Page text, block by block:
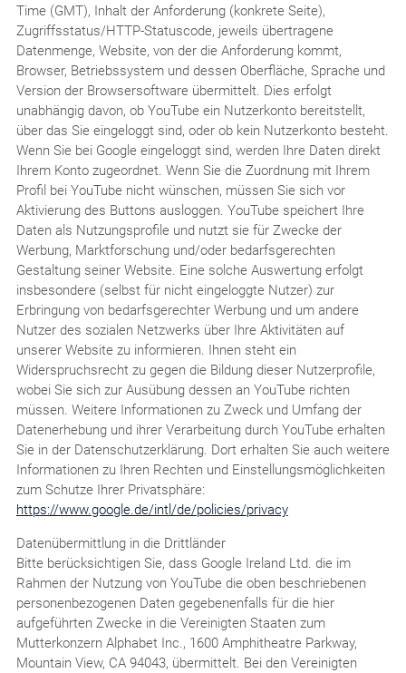
Time (GMT), Inhalt der Anforderung (konkrete Seite),
Zugriffsstatus/HTTP-Statuscode, jeweils übertragene
Datenmenge, Website, von der die Anforderung kommt,
Browser, Betriebssystem und dessen Oberfläche, Sprache und
Version der Browsersoftware übermittelt. Dies erfolgt
unabhängig davon, ob YouTube ein Nutzerkonto bereitstellt,
über das Sie eingeloggt sind, oder ob kein Nutzerkonto besteht.
Wenn Sie bei Google eingeloggt sind, werden Ihre Daten direkt
Ihrem Konto zugeordnet. Wenn Sie die Zuordnung mit Ihrem
Profil bei YouTube nicht wünschen, müssen Sie sich vor
Aktivierung des Buttons ausloggen. YouTube speichert Ihre
Daten als Nutzungsprofile und nutzt sie für Zwecke der
Werbung, Marktforschung und/oder bedarfsgerechten
Gestaltung seiner Website. Eine solche Auswertung erfolgt
insbesondere (selbst für nicht eingeloggte Nutzer) zur
Erbringung von bedarfsgerechter Werbung und um andere
Nutzer des sozialen Netzwerks über Ihre Aktivitäten auf
unserer Website zu informieren. Ihnen steht ein
Widerspruchsrecht zu gegen die Bildung dieser Nutzerprofile,
wobei Sie sich zur Ausübung dessen an YouTube richten
müssen. Weitere Informationen zu Zweck und Umfang der
Datenerhebung und ihrer Verarbeitung durch YouTube erhalten
Sie in der Datenschutzerklärung. Dort erhalten Sie auch weitere
Informationen zu Ihren Rechten und Einstellungsmöglichkeiten
zum Schutze Ihrer Privatsphäre:
https://www.google.de/intl/de/policies/privacy
Datenübermittlung in die Drittländer
Bitte berücksichtigen Sie, dass Google Ireland Ltd. die im
Rahmen der Nutzung von YouTube die oben beschriebenen
personenbezogenen Daten gegebenenfalls für die hier
aufgeführten Zwecke in die Vereinigten Staaten zum
Mutterkonzern Alphabet Inc., 1600 Amphitheatre Parkway,
Mountain View, CA 94043, übermittelt. Bei den Vereinigten